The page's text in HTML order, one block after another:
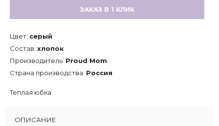
ЗАКАЗ В 1 КЛИК
Цвет: серый
Состав: хлопок
Производитель: Proud Mom
Страна производства: Россия
Теплая юбка
ОПИСАНИЕ